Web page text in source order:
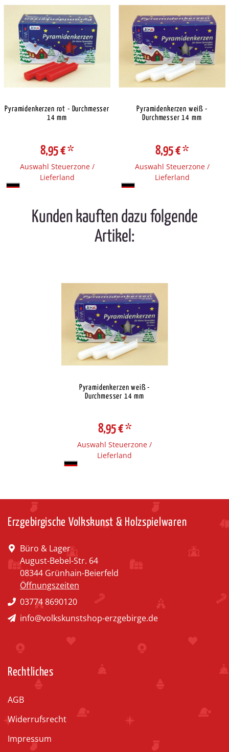
Pyramidenkerzen rot - Durchmesser
14 mm
8,95 €*
Auswahl Steuerzone /
Lieferland
Pyramidenkerzen weiß -
Durchmesser 14 mm
8,95 €*
Auswahl Steuerzone /
Lieferland
Kunden kauften dazu folgende
Artikel:
Pyramidenkerzen weiß -
Durchmesser 14 mm
8,95 €*
Auswahl Steuerzone /
Lieferland
Erzgebirgische Volkskunst & Holzspielwaren
Büro & Lager
August-Bebel-Str. 64
08344 Grünhain-Beierfeld
Öffnungszeiten
03774 8690120
info@volkskunstshop-erzgebirge.de
Rechtliches
AGB
Widerrufsrecht
Impressum